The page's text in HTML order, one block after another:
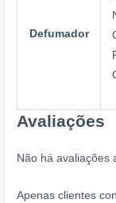
Defumador
Avaliações
Não há avaliações
Apenas clientes